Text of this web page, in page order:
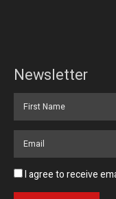
Newsletter
I agree to receive